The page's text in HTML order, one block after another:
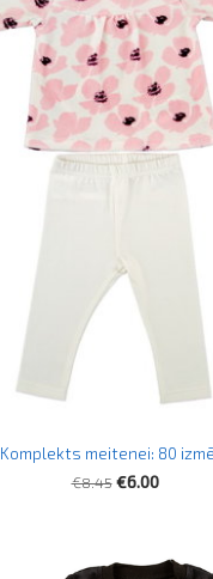
Komplekts meitenei: 80
€8.45 €6.00